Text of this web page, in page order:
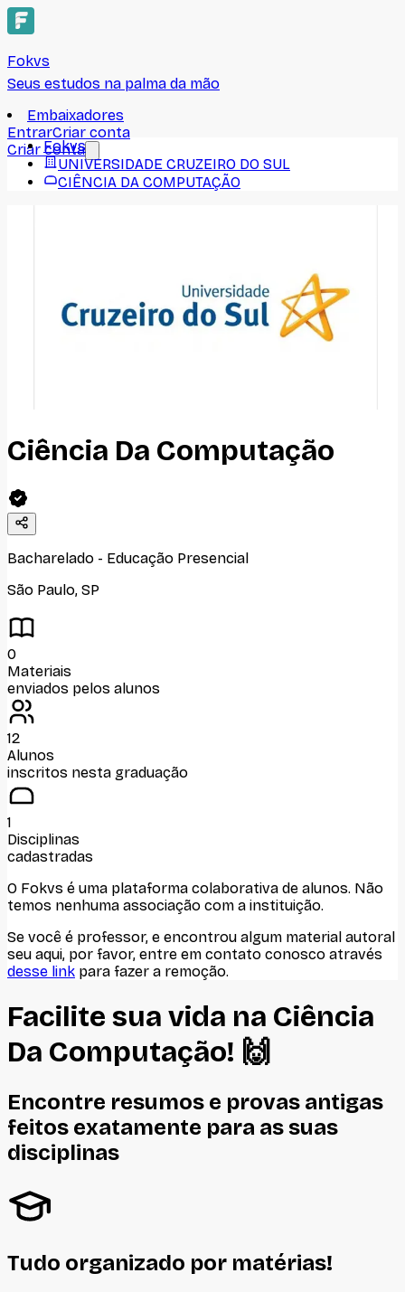
Fokvs
Seus estudos na palma da mão
Embaixadores
EntrarCriar conta
Criar conta
Fokvs
UNIVERSIDADE CRUZEIRO DO SUL
CIÊNCIA DA COMPUTAÇÃO
Ciência Da Computação
Bacharelado - Educação Presencial
São Paulo, SP
0
Materiais
enviados pelos alunos
12
Alunos
inscritos nesta graduação
1
Disciplinas
cadastradas
O Fokvs é uma plataforma colaborativa de alunos. Não
temos nenhuma associação com a instituição.
Se você é professor, e encontrou algum material autoral
seu aqui, por favor, entre em contato conosco através
desse link para fazer a remoção.
Facilite sua vida na Ciência
Da Computação! 🙌
Encontre resumos e provas antigas
feitos exatamente para as suas
disciplinas
Tudo organizado por matérias!